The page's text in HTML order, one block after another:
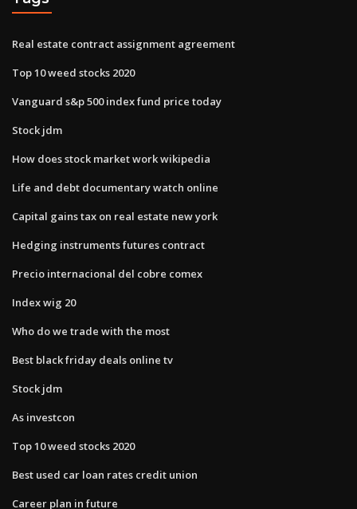
Real estate contract assignment agreement
Top 10 weed stocks 2020
Vanguard s&p 500 index fund price today
Stock jdm
How does stock market work wikipedia
Life and debt documentary watch online
Capital gains tax on real estate new york
Hedging instruments futures contract
Precio internacional del cobre comex
Index wig 20
Who do we trade with the most
Best black friday deals online tv
Stock jdm
As investcon
Top 10 weed stocks 2020
Best used car loan rates credit union
Career plan in future